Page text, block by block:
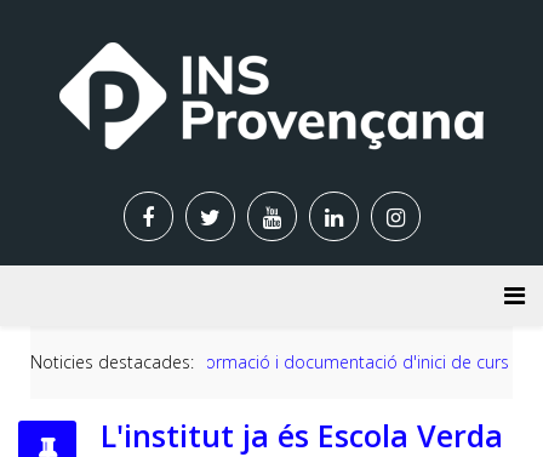
Noticies destacades:
Informació i documentació d'inici de curs 2026-2027
L'institut ja és Escola Verda